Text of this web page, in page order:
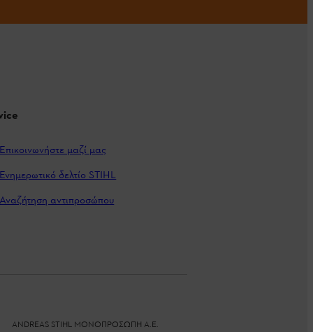
Επικοινωνήστε μαζί μας
Ενημερωτικό δελτίο STIHL
Αναζήτηση αντιπροσώπου
ANDREAS STIHL ΜΟΝΟΠΡΟΣΩΠΗ Α.Ε.